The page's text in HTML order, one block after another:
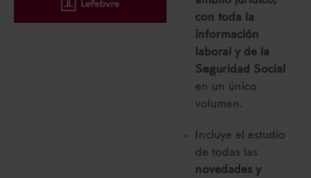
con toda la
información
laboral y de la
Seguridad Social
en un único
volumen.
Incluye el estudio
de todas las
novedades y